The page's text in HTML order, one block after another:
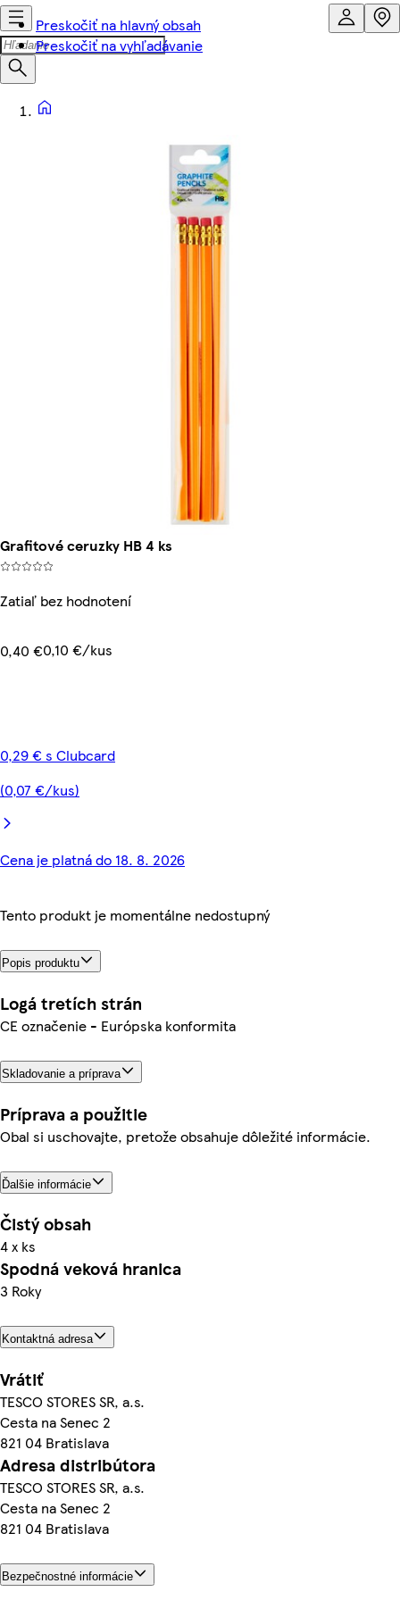
Preskočiť na hlavný obsah
Preskočiť na vyhľadávanie
Grafitové ceruzky HB 4 ks
Zatiaľ bez hodnotení
0,40 €0,10 €/kus
0,29 € s Clubcard
(0,07 €/kus)
Cena je platná do 18. 8. 2026
Tento produkt je momentálne nedostupný
Popis produktu
Logá tretích strán
CE označenie - Európska konformita
Skladovanie a príprava
Príprava a použitie
Obal si uschovajte, pretože obsahuje dôležité informácie.
Ďalšie informácie
Čistý obsah
4 x ks
Spodná veková hranica
3 Roky
Kontaktná adresa
Vrátiť
TESCO STORES SR, a.s.
Cesta na Senec 2
821 04 Bratislava
Adresa distribútora
TESCO STORES SR, a.s.
Cesta na Senec 2
821 04 Bratislava
Bezpečnostné informácie